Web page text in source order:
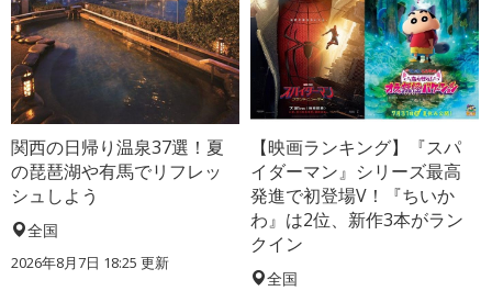
関西の日帰り温泉37選！夏
の琵琶湖や有馬でリフレッ
シュしよう
全国
2026年8月7日 18:25 更新
【映画ランキング】『スパ
イダーマン』シリーズ最高
発進で初登場V！『ちいか
わ』は2位、新作3本がラン
クイン
全国